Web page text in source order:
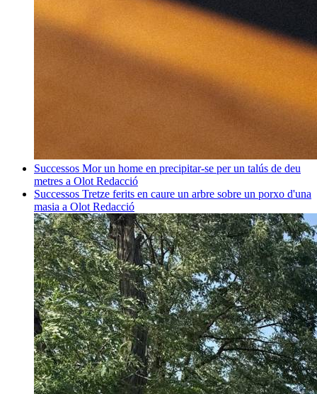
Successos Mor un home en precipitar-se per un talús de deu
metres a Olot Redacció
Successos Tretze ferits en caure un arbre sobre un porxo d'una
masia a Olot Redacció